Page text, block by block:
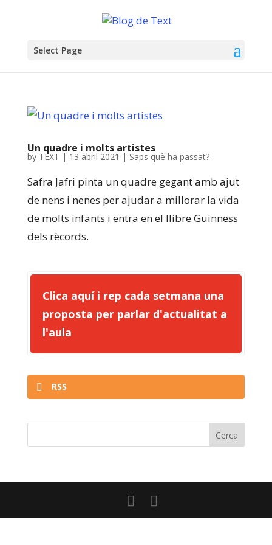
Select Page
Un quadre i molts artistes
by TEXT | 13 abril 2021 | Saps què ha passat?
Safra Jafri pinta un quadre gegant amb ajut
de nens i nenes per ajudar a millorar la vida
de molts infants i entra en el llibre Guinness
dels rècords.
Clica aquí i rep cada setmana una
proposta per parlar d'actualitat a
l'aula
RSS